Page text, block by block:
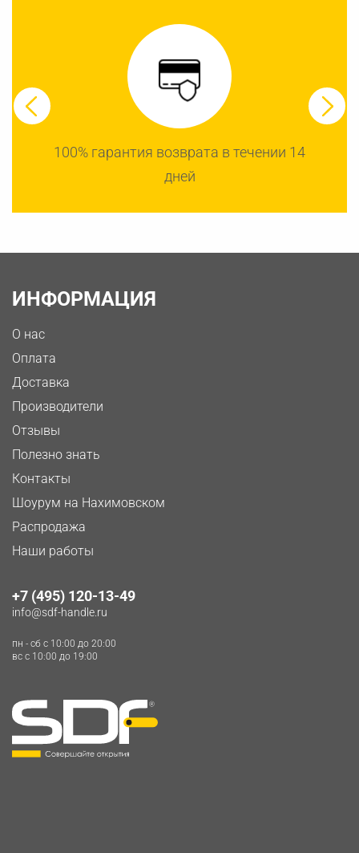
100% гарантия возврата в течении 14
дней
ИНФОРМАЦИЯ
О нас
Оплата
Доставка
Производители
Отзывы
Полезно знать
Контакты
Шоурум на Нахимовском
Распродажа
Наши работы
+7 (495) 120-13-49
info@sdf-handle.ru
пн - сб c 10:00 до 20:00
вс c 10:00 до 19:00